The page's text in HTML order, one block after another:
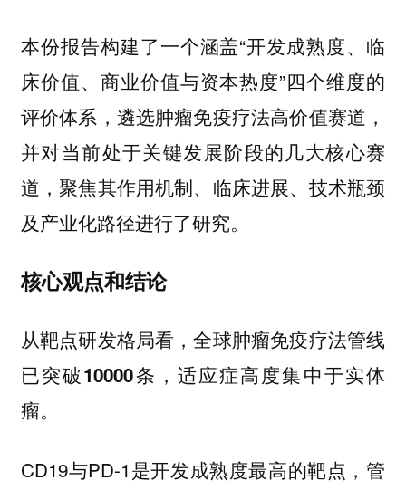
本份报告构建了一个涵盖“开发成熟度、临
床价值、商业价值与资本热度”四个维度的
评价体系，遴选肿瘤免疫疗法高价值赛道，
并对当前处于关键发展阶段的几大核心赛
道，聚焦其作用机制、临床进展、技术瓶颈
及产业化路径进行了研究。
核心观点和结论
从靶点研发格局看，全球肿瘤免疫疗法管线
已突破10000条，适应症高度集中于实体
瘤。
CD19与PD-1是开发成熟度最高的靶点，管